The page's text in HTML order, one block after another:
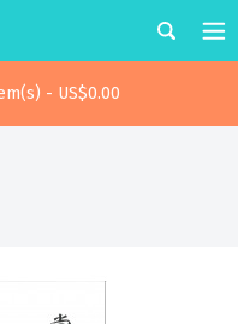
- US$0.00